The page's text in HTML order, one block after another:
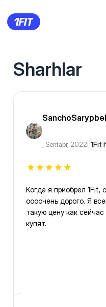
Sharhlar
, Sentabr, 2022 1Fit
Когда я приобрёл 1Fit,
оооочень дорого. Я
такую цену как
купят.